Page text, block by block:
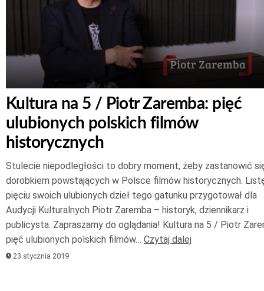
Kultura na 5 / Piotr Zaremba: pięć
ulubionych polskich filmów
historycznych
Stulecie niepodległości to dobry moment, żeby zastanowić
dorobkiem powstających w Polsce filmów historycznych.
pięciu swoich ulubionych dzieł tego gatunku przygotował dla
Audycji Kulturalnych Piotr Zaremba – historyk, dziennikarz i
publicysta. Zapraszamy do oglądania! Kultura na 5 / Piotr
pięć ulubionych polskich filmów… Czytaj dalej
23 stycznia 2019